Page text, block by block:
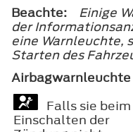
Beachte:
Einige
der
eine Warnleuchte,
Starten des
Airbagwarnleuchte
Falls sie beim
Einschalten der